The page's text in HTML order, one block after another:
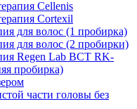
Cellenis
Cortexil
для волос (1 пробирка)
для волос (2 пробирки)
Regen Lab BCT RK-
пробирка)
части головы без